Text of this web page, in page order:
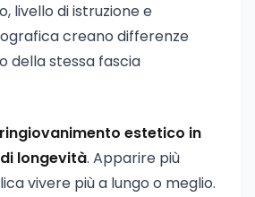
livello di istruzione e
creano differenze
della stessa fascia
estetico in
longevità. Apparire più
vivere più a lungo o meglio.